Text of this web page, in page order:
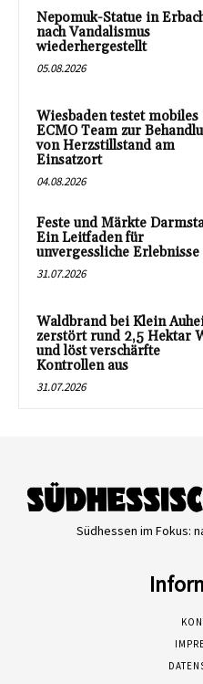
Nepomuk-Statue in
nach Vandalismus
wiederhergestellt
05.08.2026
Wiesbaden testet mobiles
ECMO Team zur
von Herzstillstand am
Einsatzort
04.08.2026
Feste und Märkte
Ein Leitfaden für
unvergessliche Erlebnisse
31.07.2026
Waldbrand bei Klein
zerstört rund 2,5 Hektar
und löst verschärfte
Kontrollen aus
31.07.2026
Südhessen im Fokus: